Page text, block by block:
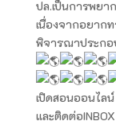
ปล.เป็นการพย
เนื่องจากอยาก
พิจารณาประกอ
เปิดสอนออนไล
และติดต่อ